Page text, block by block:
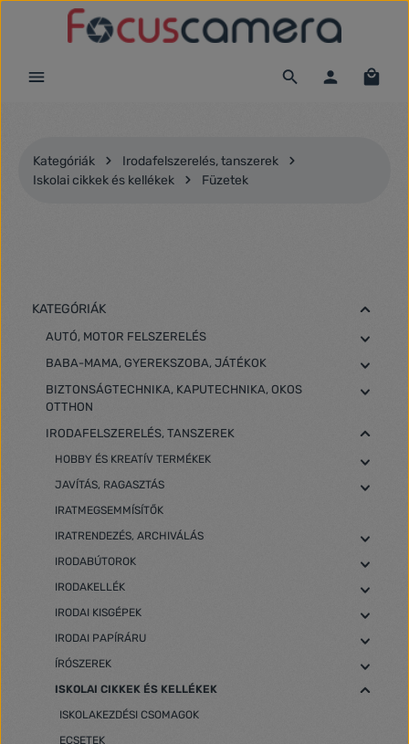
Ugrás a fő tartalomra
Kategóriák
Irodafelszerelés, tanszerek
Iskolai cikkek és kellékek
Füzetek
KATEGÓRIÁK
AUTÓ, MOTOR FELSZERELÉS
BABA-MAMA, GYEREKSZOBA, JÁTÉKOK
BIZTONSÁGTECHNIKA, KAPUTECHNIKA, OKOS
OTTHON
IRODAFELSZERELÉS, TANSZEREK
HOBBY ÉS KREATÍV TERMÉKEK
JAVÍTÁS, RAGASZTÁS
IRATMEGSEMMÍSÍTŐK
IRATRENDEZÉS, ARCHIVÁLÁS
IRODABÚTOROK
IRODAKELLÉK
IRODAI KISGÉPEK
IRODAI PAPÍRÁRU
ÍRÓSZEREK
ISKOLAI CIKKEK ÉS KELLÉKEK
ISKOLAKEZDÉSI CSOMAGOK
ECSETEK